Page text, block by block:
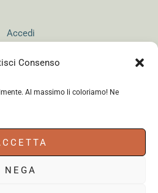
Consenso
Al massimo li coloriamo! Ne
NEGA
Accedi